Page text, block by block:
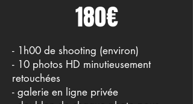
180€
- 1h00 de shooting (environ)
- 10 photos HD minutieusement
retouchées
- galerie en ligne privée